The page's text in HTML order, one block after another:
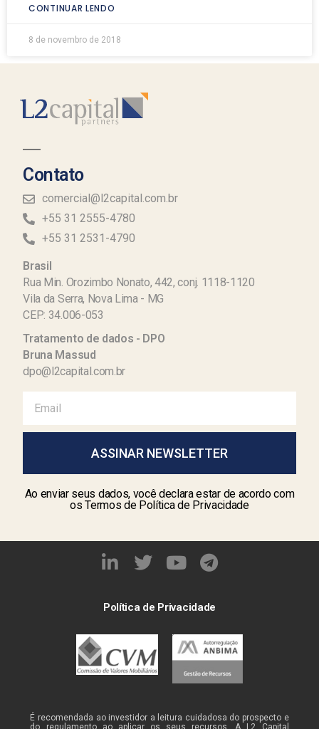
CONTINUAR LENDO
8 de novembro de 2018
Contato
comercial@l2capital.com.br
+55 31 2555-4780
+55 31 2531-4790
Brasil
Rua Min. Orozimbo Nonato, 442, conj. 1118-1120
Vila da Serra, Nova Lima - MG
CEP: 34.006-053
Tratamento de dados - DPO
Bruna Massud
dpo@l2capital.com.br
ASSINAR NEWSLETTER
Ao enviar seus dados, você declara estar de acordo com
os Termos de Política de Privacidade
Política de Privacidade
É recomendada ao investidor a leitura cuidadosa do prospecto e
do regulamento ao aplicar os seus recursos. A L2 Capital